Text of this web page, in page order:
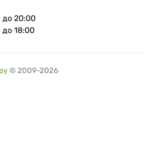
до 20:00
18:00
© 2009-2026